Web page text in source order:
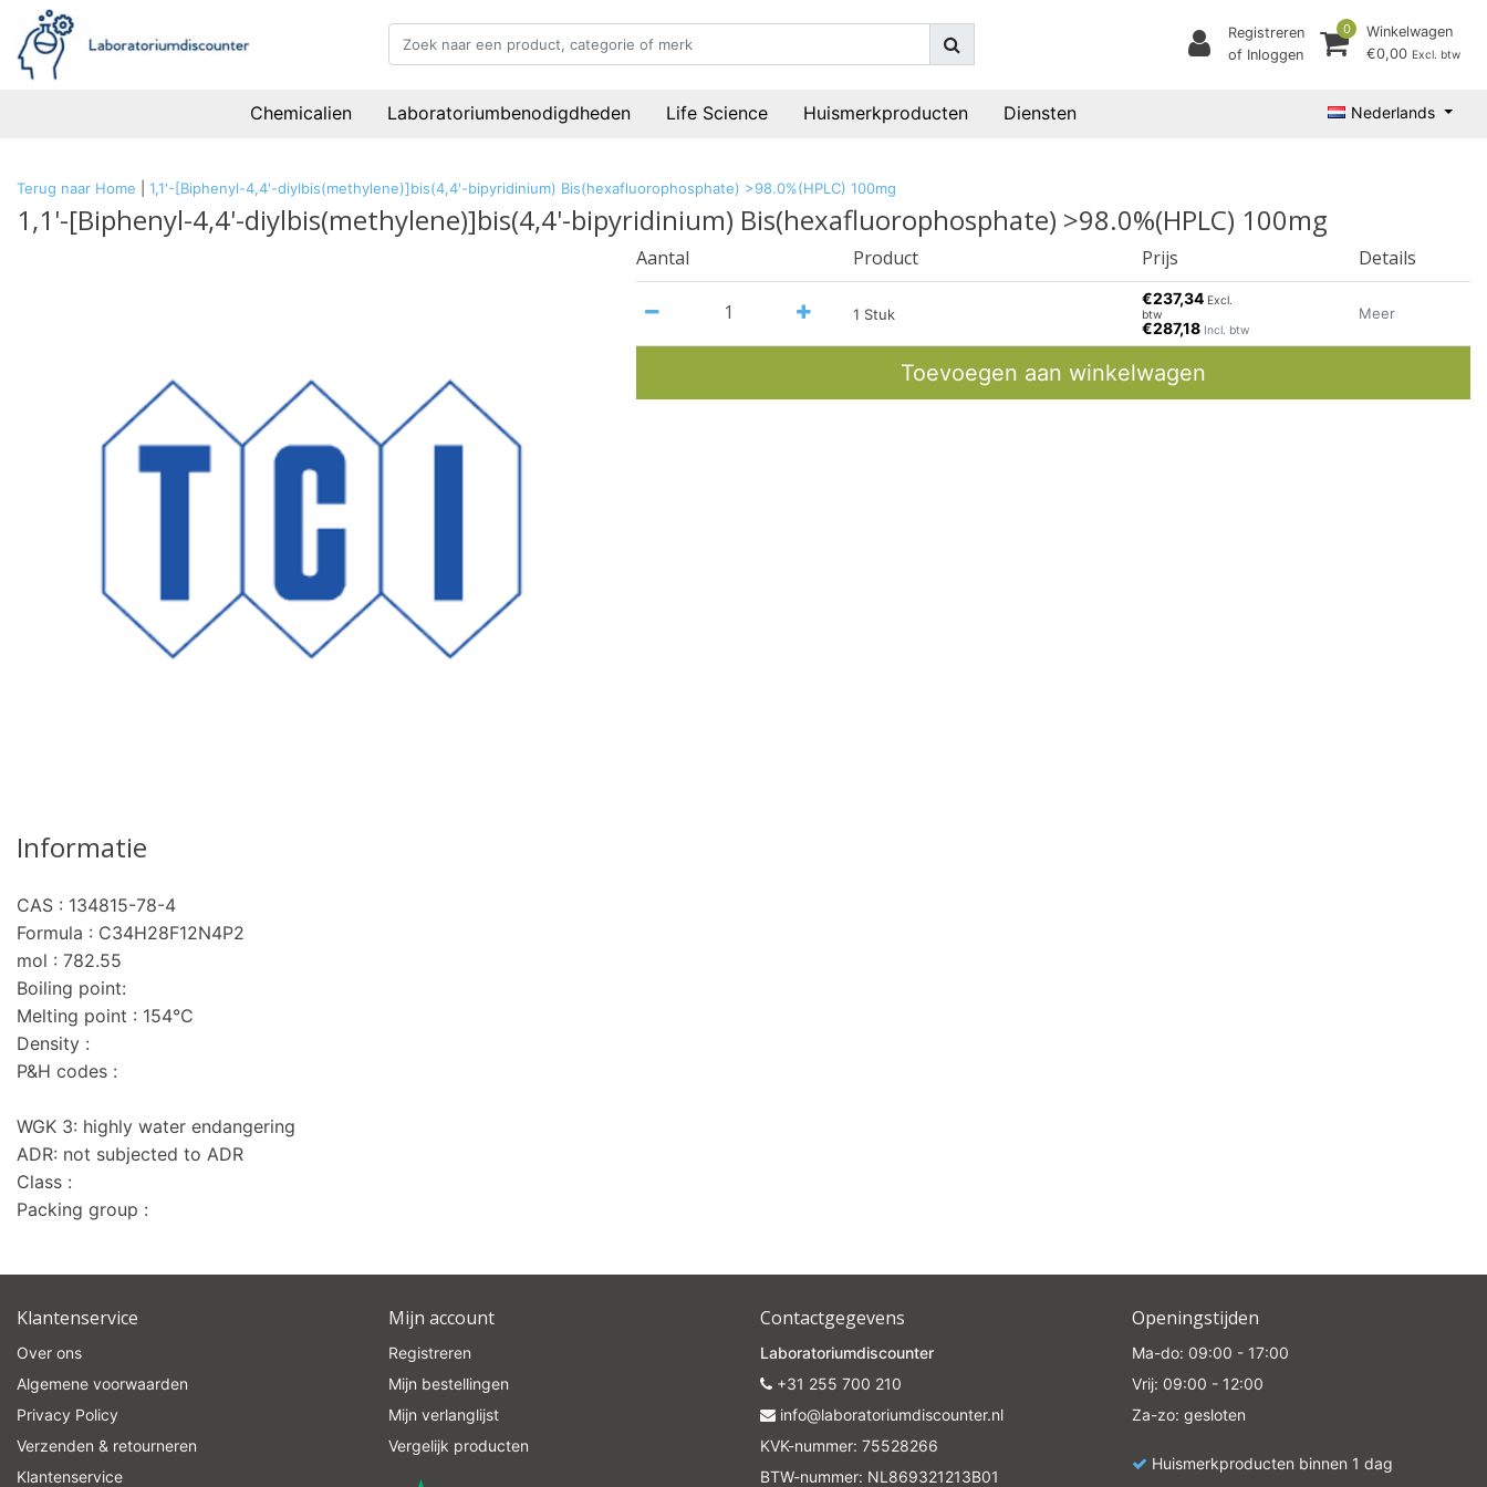
Registreren
of Inloggen
0
Winkelwagen
€0,00 Excl. btw
Chemicalien Laboratoriumbenodigdheden Life Science Huismerkproducten Diensten Nederlands
Terug naar Home 1,1'-[Biphenyl-4,4'-diylbis(methylene)]bis(4,4'-bipyridinium) Bis(hexafluorophosphate) >98.0%(HPLC) 100mg
1,1'-[Biphenyl-4,4'-diylbis(methylene)]bis(4,4'-bipyridinium) Bis(hexafluorophosphate) >98.0%(HPLC) 100mg
Aantal Product Prijs Details
1 Stuk
€237,34 Excl.
btw
€287,18 Incl. btw
Meer
Toevoegen aan winkelwagen
Informatie
CAS : 134815-78-4
Formula : C34H28F12N4P2
mol : 782.55
Boiling point:
Melting point : 154°C
Density :
P&H codes :
WGK 3: highly water endangering
ADR: not subjected to ADR
Class :
Packing group :
Klantenservice
Over ons
Algemene voorwaarden
Privacy Policy
Verzenden & retourneren
Klantenservice
Mijn account
Registreren
Mijn bestellingen
Mijn verlanglijst
Vergelijk producten
Contactgegevens
Laboratoriumdiscounter
+31 255 700 210
info@laboratoriumdiscounter.nl
KVK-nummer: 75528266
BTW-nummer: NL869321213B01
Openingstijden
Ma-do: 09:00 - 17:00
Vrij: 09:00 - 12:00
Za-zo: gesloten
Huismerkproducten binnen 1 dag